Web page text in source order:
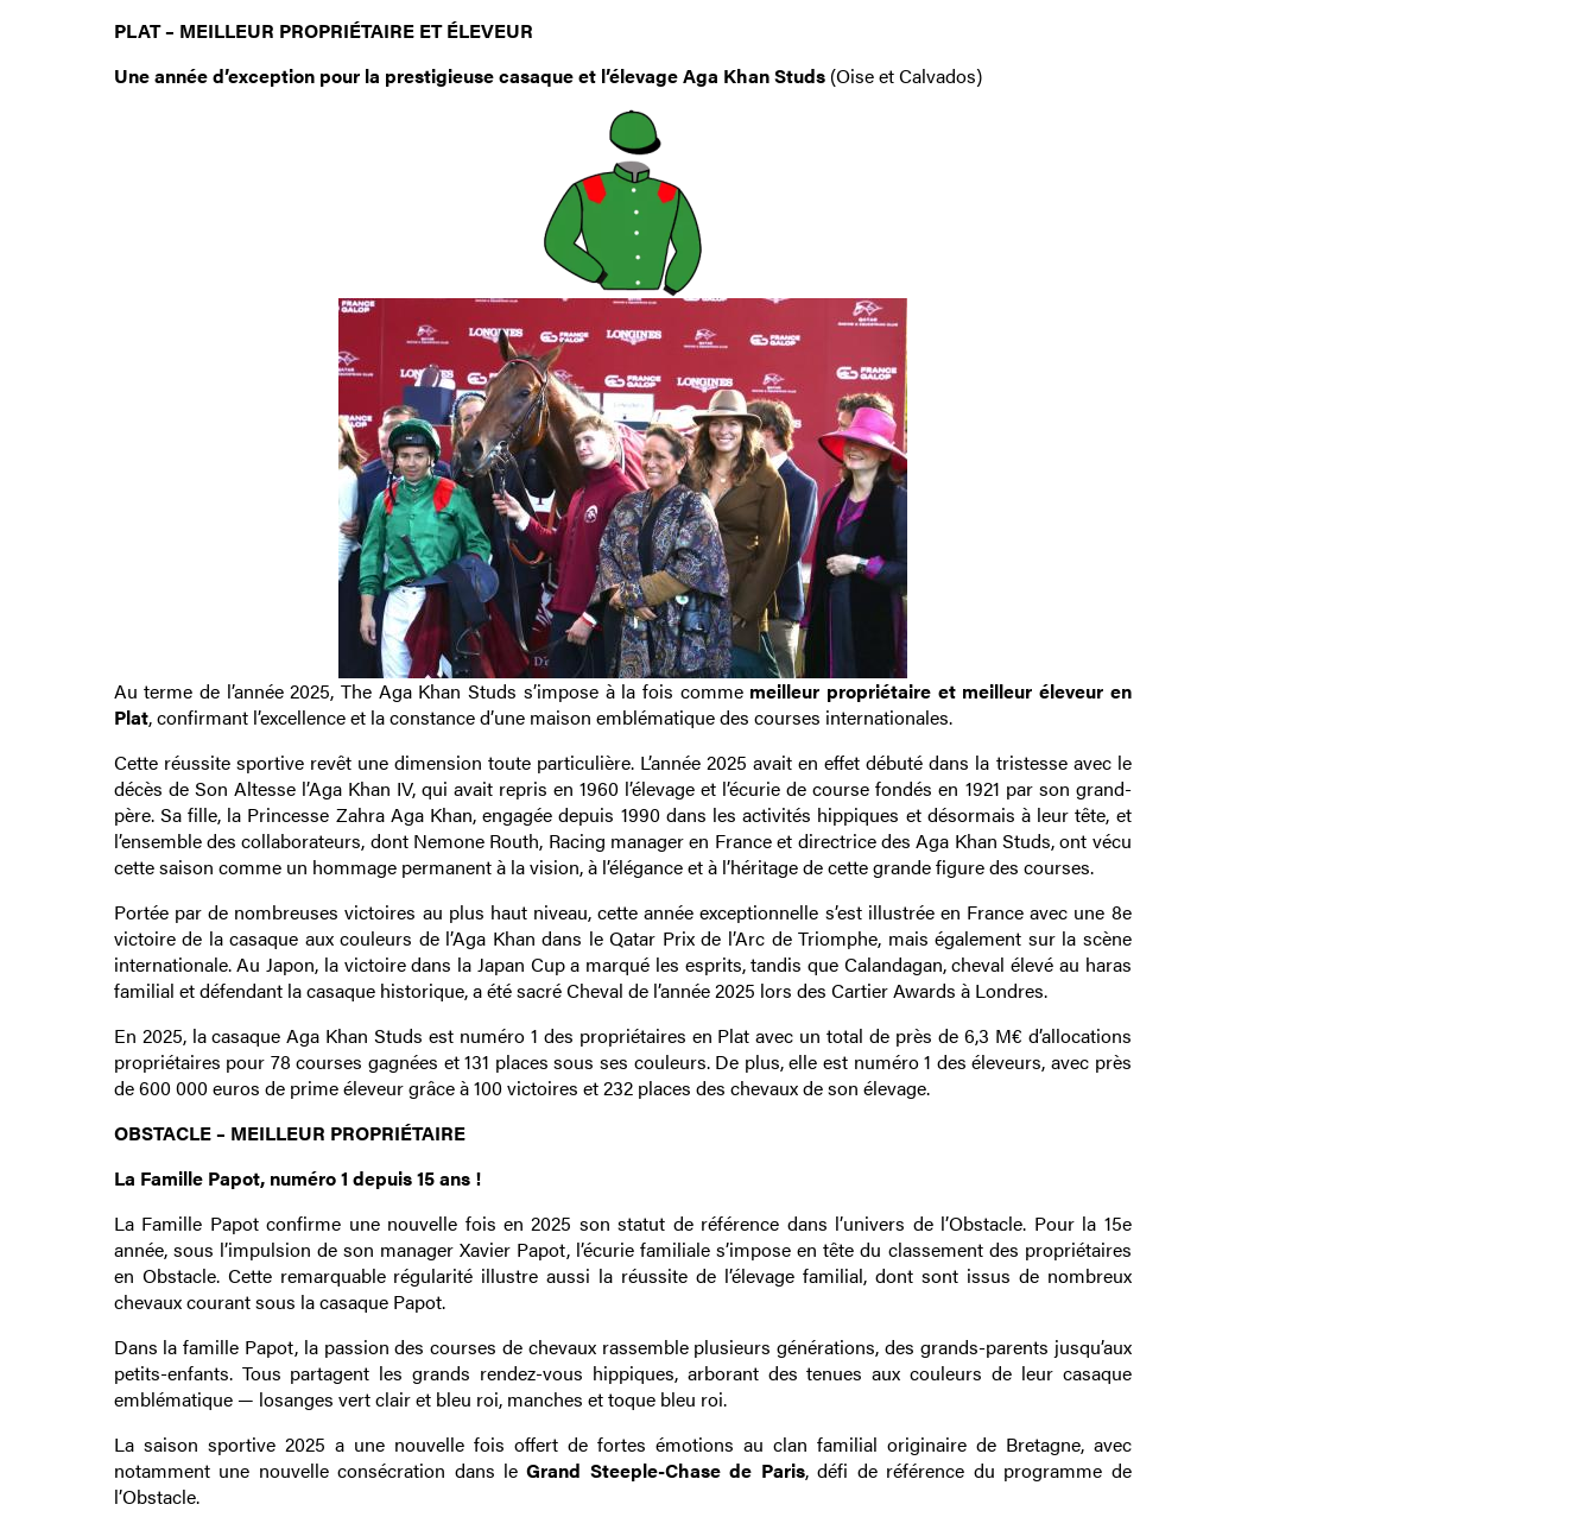
PLAT – MEILLEUR PROPRIÉTAIRE ET ÉLEVEUR
Une année d’exception pour la prestigieuse casaque et l’élevage Aga Khan Studs (Oise et Calvados)
Au terme de l’année 2025, The Aga Khan Studs s’impose à la fois comme meilleur propriétaire et meilleur éleveur en
Plat, confirmant l’excellence et la constance d’une maison emblématique des courses internationales.
Cette réussite sportive revêt une dimension toute particulière. L’année 2025 avait en effet débuté dans la tristesse avec le
décès de Son Altesse l’Aga Khan IV, qui avait repris en 1960 l’élevage et l’écurie de course fondés en 1921 par son grand-
père. Sa fille, la Princesse Zahra Aga Khan, engagée depuis 1990 dans les activités hippiques et désormais à leur tête, et
l’ensemble des collaborateurs, dont Nemone Routh, Racing manager en France et directrice des Aga Khan Studs,ont vécu
cette saison comme un hommage permanent à la vision, à l’élégance et à l’héritage de cette grande figure des courses.
Portée par de nombreuses victoires au plus haut niveau, cette année exceptionnelle s’est illustrée en France avec une 8e
victoire de la casaque aux couleurs de l’Aga Khan dans le Qatar Prix de l’Arc de Triomphe, mais également sur la scène
internationale. Au Japon, la victoire dans la Japan Cup a marqué les esprits, tandis que Calandagan, cheval élevé au haras
familial et défendant la casaque historique, a été sacré Cheval de l’année 2025 lors des Cartier Awards à Londres.
En 2025, la casaque Aga Khan Studs est numéro 1 des propriétaires en Plat avec un total de près de 6,3 M€ d’allocations
propriétaires pour 78 courses gagnées et 131 places sous ses couleurs. De plus, elle est numéro 1 des éleveurs, avec près
de 600 000 euros de prime éleveur grâce à 100 victoires et 232 places des chevaux de son élevage.
OBSTACLE – MEILLEUR PROPRIÉTAIRE
La Famille Papot, numéro 1 depuis 15 ans !
La Famille Papot confirme une nouvelle fois en 2025 son statut de référence dans l’univers de l’Obstacle. Pour la 15e
année, sous l’impulsion de son manager Xavier Papot, l’écurie familiale s’impose en tête du classement des propriétaires
en Obstacle. Cette remarquable régularité illustre aussi la réussite de l’élevage familial, dont sont issus de nombreux
chevaux courant sous la casaque Papot.
Dans la famille Papot, la passion des courses de chevaux rassemble plusieurs générations, des grands-parents jusqu’aux
petits-enfants. Tous partagent les grands rendez-vous hippiques, arborant des tenues aux couleurs de leur casaque
emblématique — losanges vert clair et bleu roi, manches et toque bleu roi.
La saison sportive 2025 a une nouvelle fois offert de fortes émotions au clan familial originaire de Bretagne, avec
notamment une nouvelle consécration dans leGrand Steeple-Chase de Paris, défi de référence du programme de
l’Obstacle.